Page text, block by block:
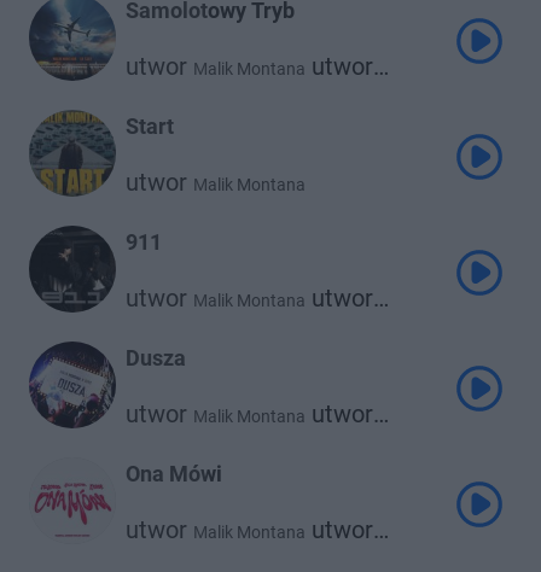
Samolotowy Tryb
utwor Malik Montana utwor
Start
utwor Malik Montana
911
utwor Malik Montana utwor
Dusza
utwor Malik Montana utwor
Ona Mówi
utwor Malik Montana utwor